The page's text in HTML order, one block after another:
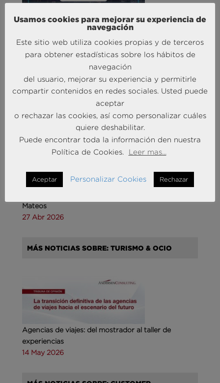
Entidades Bancarias
MÁS NOTICIAS SOBRE: INTELIGENCIA
ARTIFICIAL
Andersen Consulting refuerza su equipo en España
Mateos
27 Abr 2026
MÁS NOTICIAS SOBRE: TURISMO & OCIO
Agencias de viajes: del mostrador al taller de
experiencias
14 May 2026
Usamos cookies para mejorar su experiencia de
navegación
Este sitio web utiliza cookies propias y de terceros
para obtener estadísticas sobre los hábitos de
navegación
del usuario, mejorar su experiencia y permitirle
compartir contenidos en redes sociales. Usted puede
aceptar
o rechazar las cookies, así como personalizar cuáles
quiere deshabilitar.
Puede encontrar toda la información den nuestra
Política de Cookies.
Leer mas...
Aceptar Personalizar Cookies Rechazar